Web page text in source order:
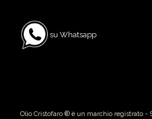
su Whatsapp
Olio Cristofaro ® è un marchio registrato -